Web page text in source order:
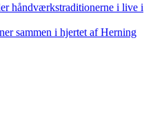
håndværkstraditionerne i live i
sammen i hjertet af Herning